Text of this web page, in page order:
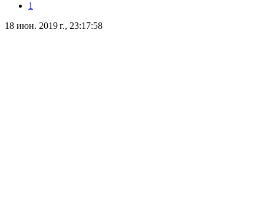
1
18 июн. 2019 г., 23:17:58